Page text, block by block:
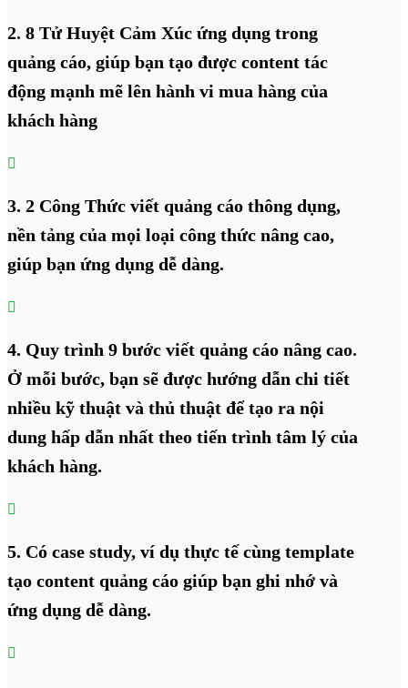
2. 8 Tử Huyệt Cảm Xúc ứng dụng trong
quảng cáo, giúp bạn tạo được content tác
động mạnh mẽ lên hành vi mua hàng của
khách hàng

3. 2 Công Thức viết quảng cáo thông dụng,
nền tảng của mọi loại công thức nâng cao,
giúp bạn ứng dụng dễ dàng.

4. Quy trình 9 bước viết quảng cáo nâng cao.
Ở mỗi bước, bạn sẽ được hướng dẫn chi tiết
nhiều kỹ thuật và thủ thuật để tạo ra nội
dung hấp dẫn nhất theo tiến trình tâm lý của
khách hàng.

5. Có case study, ví dụ thực tế cùng template
tạo content quảng cáo giúp bạn ghi nhớ và
ứng dụng dễ dàng.
